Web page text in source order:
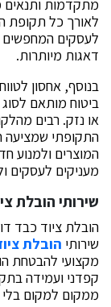
מתקדמות ותנאים
לאורך כל תקופת
לעסקים המחפשים
דאגות מיותרות.
בנוסף, אחסון
ביטוח מותאם
או נזק. רבים
התקופתי שמציעה
המוצרים ולמנוע
מעניקים לעסקים
שירותי הובלת
הובלת ציוד כבד
שירותי הובלת
מקצועי להבטחת
קפדני ועמידה
ממקום למקום בלי